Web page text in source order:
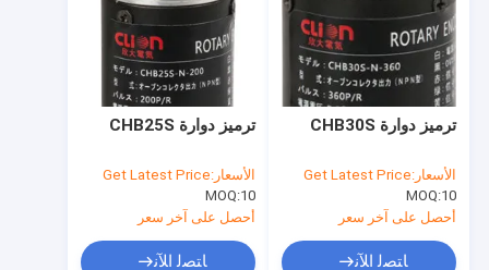
ترميز دوارة CHB25S
الأسعار:Get Latest Price
MOQ:10
أحصل على آخر سعر
ﺎﺘﺼﻟ ﺍﻶﻧ
ترميز دوارة CHB30S
الأسعار:Get Latest Price
MOQ:10
أحصل على آخر سعر
ﺎﺘﺼﻟ ﺍﻶﻧ